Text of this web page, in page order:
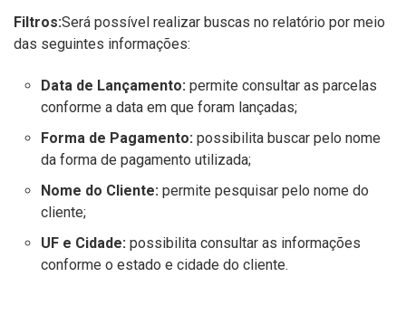
Filtros:Será possível realizar buscas no relatório por meio
das seguintes informações:
Data de Lançamento: permite consultar as parcelas
conforme a data em que foram lançadas;
Forma de Pagamento: possibilita buscar pelo nome
da forma de pagamento utilizada;
Nome do Cliente: permite pesquisar pelo nome do
cliente;
UF e Cidade: possibilita consultar as informações
conforme o estado e cidade do cliente.